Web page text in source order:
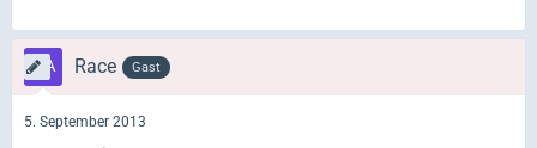
Race Gast
5. September 2013